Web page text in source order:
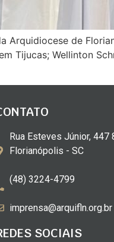
Arquidiocese de
Tijucas; Wellinton
Rua Esteves Júnior, 447
Florianópolis - SC
(48) 3224-4799
imprensa@arquifln.org.br
SOCIAIS